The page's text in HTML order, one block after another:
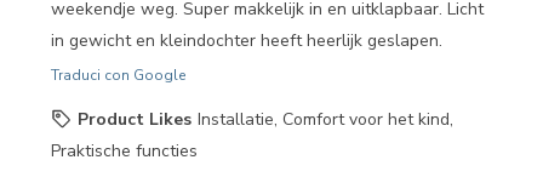
weekendje weg. Super makkelijk in en uitklapbaar. Licht
in gewicht en kleindochter heeft heerlijk geslapen.
Traduci con Google
Product Likes Installatie, Comfort voor het kind,
Praktische functies